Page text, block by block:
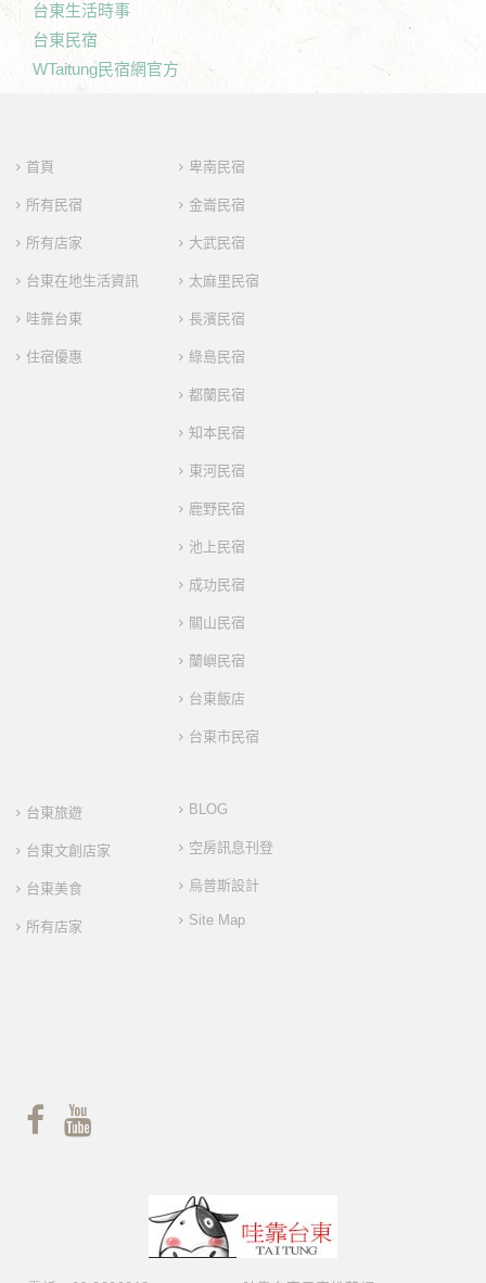
台東生活時事
台東民宿
WTaitung民宿網官方
首頁
所有民宿
所有店家
台東在地生活資訊
哇靠台東
住宿優惠
卑南民宿
金崙民宿
大武民宿
太麻里民宿
長濱民宿
綠島民宿
都蘭民宿
知本民宿
東河民宿
鹿野民宿
池上民宿
成功民宿
關山民宿
蘭嶼民宿
台東飯店
台東市民宿
台東旅遊
台東文創店家
台東美食
所有店家
BLOG
空房訊息刊登
烏普斯設計
Site Map